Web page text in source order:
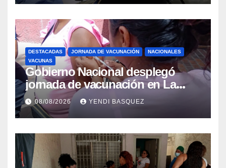
DESTACADAS JORNADA DE VACUNACIÓN
NACIONALES
VACUNAS
Gobierno Nacional desplegó
jornada de vacunación en La
Guaira para garantizar protección
epidemiológica
08/08/2026 YENDI BASQUEZ